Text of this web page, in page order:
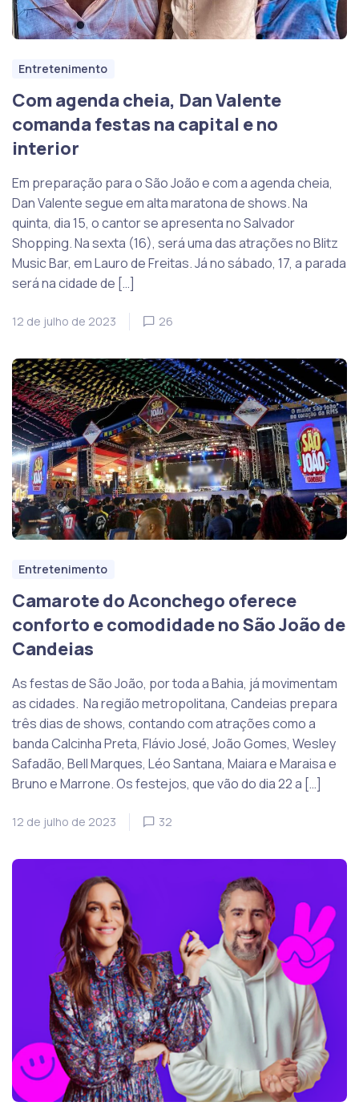
Entretenimento
Com agenda cheia, Dan Valente
comanda festas na capital e no
interior
Em preparação para o São João e com a agenda cheia,
Dan Valente segue em alta maratona de shows. Na
quinta, dia 15, o cantor se apresenta no Salvador
Shopping. Na sexta (16), será uma das atrações no Blitz
Music Bar, em Lauro de Freitas. Já no sábado, 17, a parada
será na cidade de […]
12 de julho de 2023 26
Entretenimento
Camarote do Aconchego oferece
conforto e comodidade no São João de
Candeias
As festas de São João, por toda a Bahia, já movimentam
as cidades. Na região metropolitana, Candeias prepara
três dias de shows, contando com atrações como a
banda Calcinha Preta, Flávio José, João Gomes, Wesley
Safadão, Bell Marques, Léo Santana, Maiara e Maraisa e
Bruno e Marrone. Os festejos, que vão do dia 22 a […]
12 de julho de 2023 32